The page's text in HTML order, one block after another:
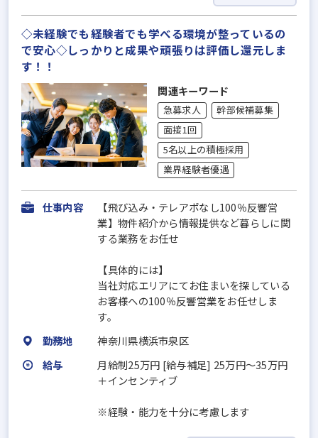
◇未経験でも経験者でも学べる環境が整っているの
で安心◇しっかりと成果や頑張りは評価し還元しま
す！！
関連キーワード
急募求人
幹部候補募集
面接1回
5名以上の積極採用
業界経験者優遇
仕事内容
【飛び込み・テレアポなし100％反響営
業】物件紹介から情報提供など暮らしに関
する業務をお任せ
【具体的には】
当社対応エリアにてお住まいを探している
お客様への100％反響営業をお任せしま
す。
勤務地
神奈川県横浜市泉区
給与
月給制25万円 [給与補足] 25万円～35万円
＋インセンティブ
※経験・能力を十分に考慮します